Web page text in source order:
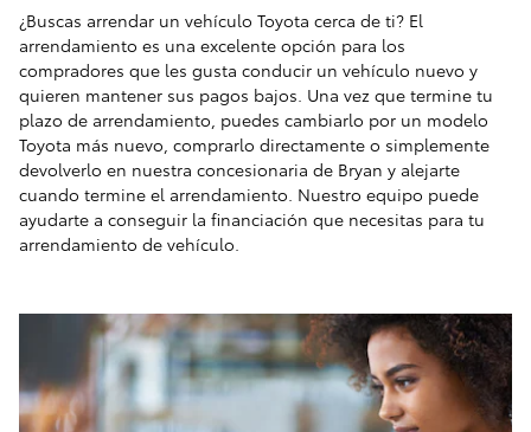
¿Buscas arrendar un vehículo Toyota cerca de ti? El
arrendamiento es una excelente opción para los
compradores que les gusta conducir un vehículo nuevo y
quieren mantener sus pagos bajos. Una vez que termine tu
plazo de arrendamiento, puedes cambiarlo por un modelo
Toyota más nuevo, comprarlo directamente o simplemente
devolverlo en nuestra concesionaria de Bryan y alejarte
cuando termine el arrendamiento. Nuestro equipo puede
ayudarte a conseguir la financiación que necesitas para tu
arrendamiento de vehículo.